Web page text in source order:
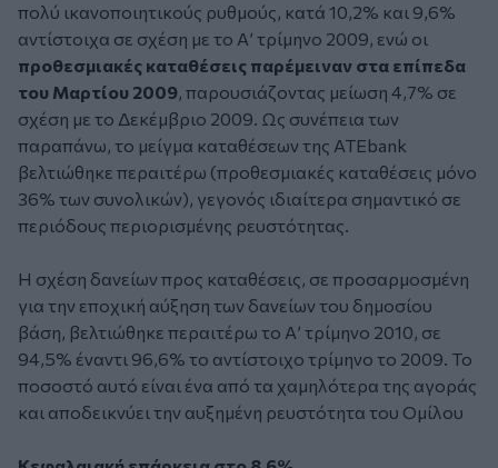
πολύ ικανοποιητικούς ρυθμούς, κατά 10,2% και 9,6%
αντίστοιχα σε σχέση με το Α’ τρίμηνο 2009, ενώ οι
προθεσμιακές καταθέσεις παρέμειναν στα επίπεδα
του Μαρτίου 2009, παρουσιάζοντας μείωση 4,7% σε
σχέση με το Δεκέμβριο 2009. Ως συνέπεια των
παραπάνω, το μείγμα καταθέσεων της ATEbank
βελτιώθηκε περαιτέρω (προθεσμιακές καταθέσεις μόνο
36% των συνολικών), γεγονός ιδιαίτερα σημαντικό σε
περιόδους περιορισμένης ρευστότητας.
Η σχέση δανείων προς καταθέσεις, σε προσαρμοσμένη
για την εποχική αύξηση των δανείων του δημοσίου
βάση, βελτιώθηκε περαιτέρω το Α’ τρίμηνο 2010, σε
94,5% έναντι 96,6% το αντίστοιχο τρίμηνο το 2009. Το
ποσοστό αυτό είναι ένα από τα χαμηλότερα της αγοράς
και αποδεικνύει την αυξημένη ρευστότητα του Ομίλου